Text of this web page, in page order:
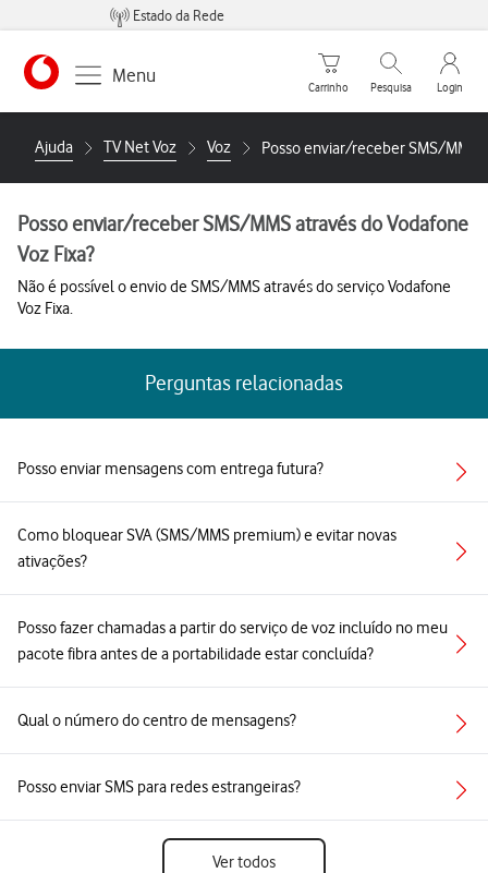
Estado da Rede
https://www.vodafone.pt
Menu
Carrinho de compras
Carrinho
Pesquisar
Pesquisa
My
Login
Ajuda TV Net Voz Voz Posso enviar/receber SMS/MMS
Posso enviar/receber SMS/MMS através do Vodafone
Voz Fixa?
Não é possível o envio de SMS/MMS através do serviço Vodafone
Voz Fixa.
Perguntas relacionadas
Posso enviar mensagens com entrega futura?
Como bloquear SVA (SMS/MMS premium) e evitar novas
ativações?
Posso fazer chamadas a partir do serviço de voz incluído no meu
pacote fibra antes de a portabilidade estar concluída?
Qual o número do centro de mensagens?
Posso enviar SMS para redes estrangeiras?
Ver todos